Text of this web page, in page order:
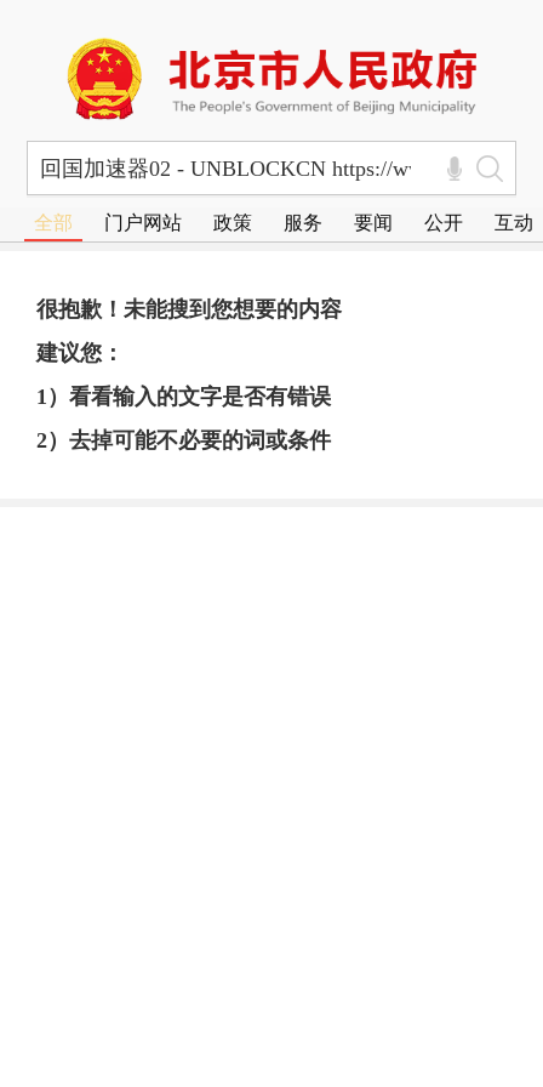
全部 门户网站 政策 服务 要闻 公开 互动
很抱歉！未能搜到您想要的内容
建议您：
1）看看输入的文字是否有错误
2）去掉可能不必要的词或条件